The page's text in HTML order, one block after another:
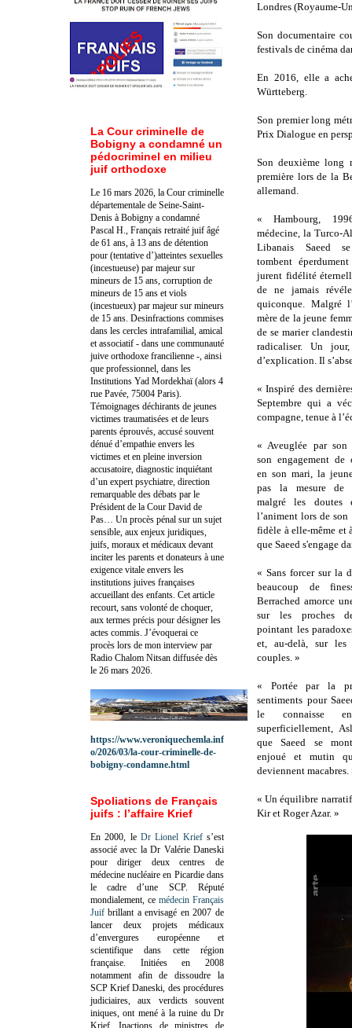
Londres (Royaume-
Son documentaire
festivals de cinéma
En 2016, elle a
Württeberg.
Son premier long
Prix Dialogue en
Son deuxième long
première lors de la
allemand.
« Hambourg,
médecine, la Turco-
Libanais Saeed
tombent
jurent fidélité
de ne jamais
quiconque. Malgré
mère de la jeune
de se marier
radicaliser. Un
d’explication. Il
« Inspiré des
Septembre qui a
compagne, tenue à
« Aveuglée par son
son engagement de
en son mari, la
pas la mesure de
malgré les
l’animent lors de son
fidèle à elle-même et
que Saeed s'engage
« Sans forcer sur la
beaucoup de
Berrached amorce
sur les proches
pointant les
et, au-delà, sur les
couples. »
« Portée par la
sentiments pour
le connaisse
superficiellement,
que Saeed se
enjoué et mutin
deviennent macabres.
« Un équilibre narratif
Kir et Roger Azar. »
La Cour criminelle de
Bobigny a condamné un
pédocriminel en milieu
juif orthodoxe
Le 16 mars 2026, la Cour criminelle
départementale de Seine-Saint-
Denis à Bobigny a condamné
Pascal H., Français retraité juif âgé
de 61 ans, à 13 ans de détention
pour (tentative d’)atteintes sexuelles
(incestueuse) par majeur sur
mineurs de 15 ans, corruption de
mineurs de 15 ans et viols
(incestueux) par majeur sur mineurs
de 15 ans. Desinfractions commises
dans les cercles intrafamilial, amical
et associatif - dans une communauté
juive orthodoxe francilienne -, ainsi
que professionnel, dans les
Institutions Yad Mordekhaï (alors 4
rue Pavée, 75004 Paris).
Témoignages déchirants de jeunes
victimes traumatisées et de leurs
parents éprouvés, accusé souvent
dénué d’empathie envers les
victimes et en pleine inversion
accusatoire, diagnostic inquiétant
d’un expert psychiatre, direction
remarquable des débats par le
Président de la Cour David de
Pas… Un procès pénal sur un sujet
sensible, aux enjeux juridiques,
juifs, moraux et médicaux devant
inciter les parents et donateurs à une
exigence vitale envers les
institutions juives françaises
accueillant des enfants. Cet article
recourt, sans volonté de choquer,
aux termes précis pour désigner les
actes commis. J’évoquerai ce
procès lors de mon interview par
Radio Chalom Nitsan diffusée dès
le 26 mars 2026.
https://www.veroniquechemla.inf
o/2026/03/la-cour-criminelle-de-
bobigny-condamne.html
Spoliations de Français
juifs : l’affaire Krief
En 2000, le Dr Lionel Kriefs’est
associé avec la Dr Valérie Daneski
pour diriger deux centres de
médecine nucléaire en Picardie dans
le cadre d’une SCP. Réputé
mondialement, ce médecin Français
Juif brillant a envisagé en 2007 de
lancer deux projets médicaux
d’envergures européenne et
scientifique dans cette région
française. Initiées en 2008
notamment afin de dissoudre la
SCP Krief Daneski, des procédures
judiciaires, aux verdicts souvent
iniques, ont mené à la ruine du Dr
Krief.Inactions de ministres de